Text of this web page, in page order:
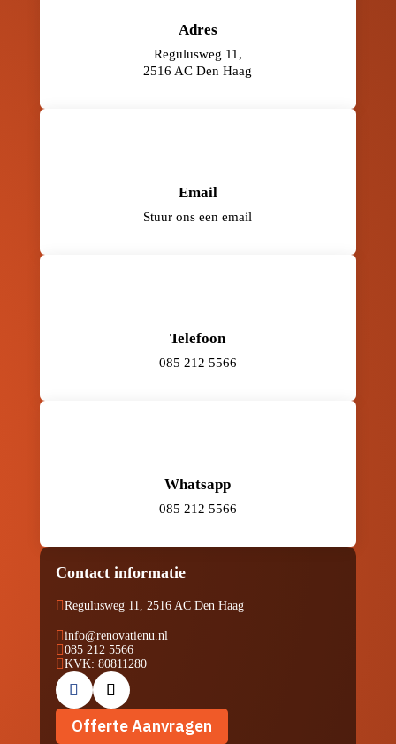
Adres
Regulusweg 11,
2516 AC Den Haag
Email
Stuur ons een email
Telefoon
085 212 5566
Whatsapp
085 212 5566
Contact informatie
Regulusweg 11, 2516 AC Den Haag
info@renovatienu.nl
085 212 5566
 KVK: 80811280
Offerte Aanvragen